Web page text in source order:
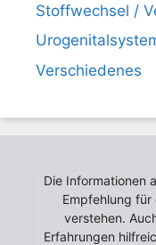
Stoffwechsel /
Verschiedenes
Die Informationen
Empfehlung
verstehen.
Erfahrungen